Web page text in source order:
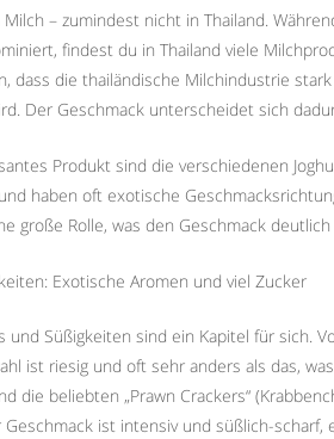
– zumindest nicht in Thailand.
findest du in Thailand viele
dass die thailändische Milchindustrie
Der Geschmack unterscheidet sich
Produkt sind die verschiedenen
haben oft exotische
große Rolle, was den Geschmack
Exotische Aromen und viel Zucker
und Süßigkeiten sind ein Kapitel für sich.
ist riesig und oft sehr anders als das,
die beliebten „Prawn Crackers“
ist intensiv und süßlich-